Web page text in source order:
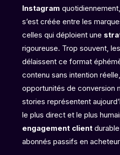
Instagram
s’est créée entre les
celles qui déploient une
rigoureuse. Trop souvent,
délaissent ce format
contenu sans intention
opportunités de conversion
stories représentent
le plus direct et le plus
engagement client
abonnés passifs en